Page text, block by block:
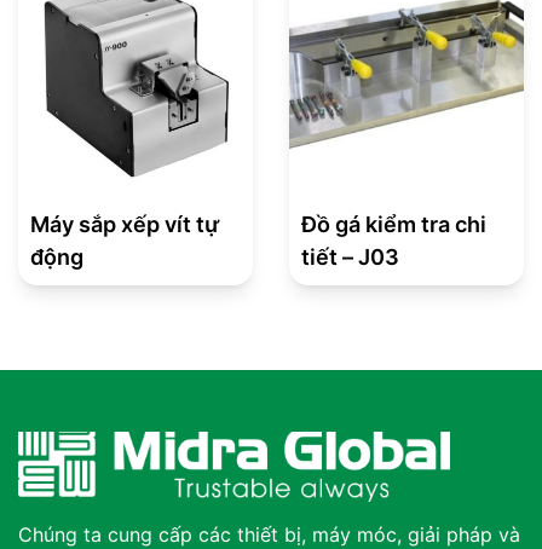
Máy sắp xếp vít tự
động
Đồ gá kiểm tra chi
tiết – J03
Chúng ta cung cấp các thiết bị, máy móc, giải pháp và